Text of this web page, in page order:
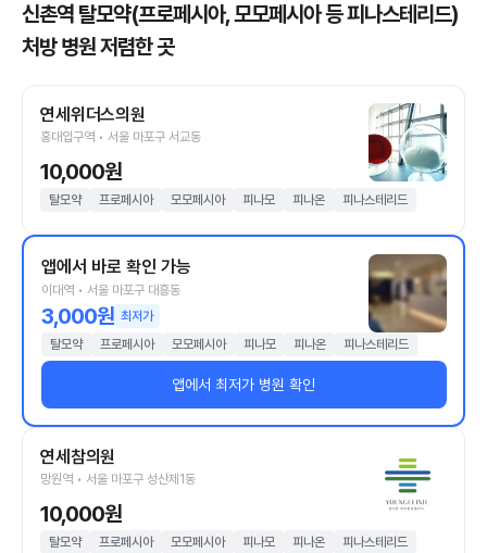
신촌역 탈모약(프로페시아, 모모페시아 등 피나스테리드)
처방 병원 저렴한 곳
연세위더스의원
홍대입구역 • 서울 마포구 서교동
10,000원
탈모약 프로페시아 모모페시아 피나모 피나온 피나스테리드
앱에서 바로 확인 가능
이대역 • 서울 마포구 대흥동
3,000원 최저가
탈모약
프로페시아 모모페시아 피나모 피나온 피나스테리드
앱에서 최저가 병원 확인
연세참의원
망원역 • 서울 마포구 성산제1동
10,000원
탈모약 프로페시아 모모페시아 피나모 피나온 피나스테리드